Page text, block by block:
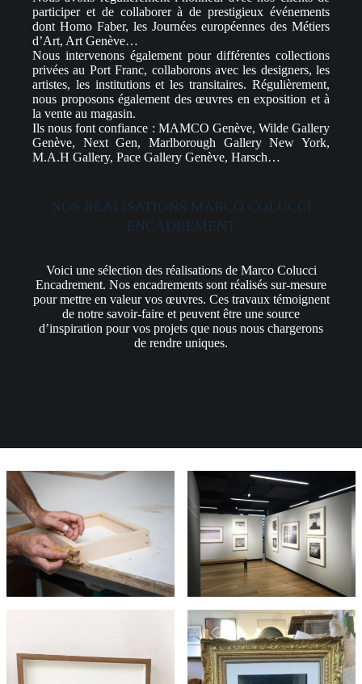
participer et de collaborer à de prestigieux événements
dont Homo Faber, les Journées européennes des Métiers
d’Art, Art Genève…
Nous intervenons également pour différentes collections
privées au Port Franc, collaborons avec les designers, les
artistes, les institutions et les transitaires. Régulièrement,
nous proposons également des œuvres en exposition et à
la vente au magasin.
Ils nous font confiance : MAMCO Genève, Wilde Gallery
Genève, Next Gen, Marlborough Gallery New York,
M.A.H Gallery, Pace Gallery Genève, Harsch…
NOS RÉALISATIONS MARCO COLUCCI
ENCADREMENT
Voici une sélection des réalisations de Marco Colucci
Encadrement. Nos encadrements sont réalisés sur-mesure
pour mettre en valeur vos œuvres. Ces travaux témoignent
de notre savoir-faire et peuvent être une source
d’inspiration pour vos projets que nous nous chargerons
de rendre uniques.